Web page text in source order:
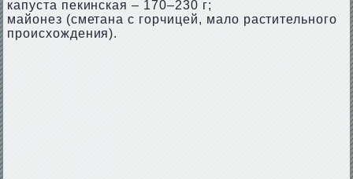
капуста пекинская – 170–230 г;
майонез (сметана с горчицей, мало растительного
происхождения).